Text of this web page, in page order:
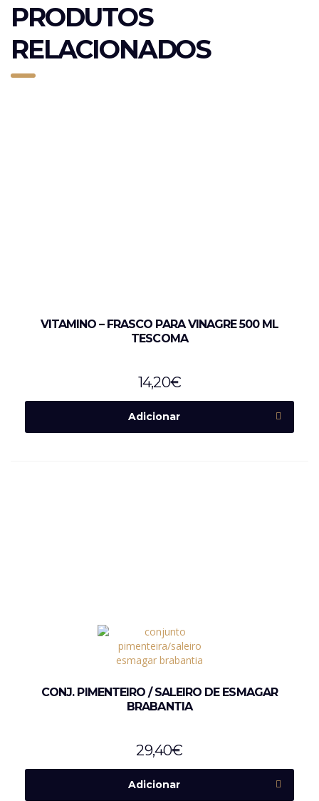
PRODUTOS
RELACIONADOS
VITAMINO – FRASCO PARA VINAGRE 500 ML
TESCOMA
14,20€
Adicionar
CONJ. PIMENTEIRO / SALEIRO DE ESMAGAR
BRABANTIA
29,40€
Adicionar